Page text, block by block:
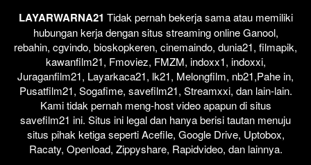
LAYARWARNA21 Tidak pernah bekerja sama atau memiliki
hubungan kerja dengan situs streaming online Ganool,
rebahin, cgvindo, bioskopkeren, cinemaindo, dunia21, filmapik,
kawanfilm21, Fmoviez, FMZM, indoxx1, indoxxi,
Juraganfilm21, Layarkaca21, lk21, Melongfilm, nb21,Pahe in,
Pusatfilm21, Sogafime, savefilm21, Streamxxi, dan lain-lain.
Kami tidak pernah meng-host video apapun di situs
savefilm21 ini. Situs ini legal dan hanya berisi tautan menuju
situs pihak ketiga seperti Acefile, Google Drive, Uptobox,
Racaty, Openload, Zippyshare, Rapidvideo, dan lainnya.